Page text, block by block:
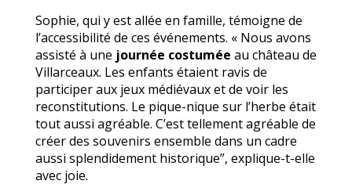
Sophie, qui y est allée en famille, témoigne de
l’accessibilité de ces événements. « Nous avons
assisté à une journée costumée au château de
Villarceaux. Les enfants étaient ravis de
participer aux jeux médiévaux et de voir les
reconstitutions. Le pique-nique sur l’herbe était
tout aussi agréable. C’est tellement agréable de
créer des souvenirs ensemble dans un cadre
aussi splendidement historique”, explique-t-elle
avec joie.